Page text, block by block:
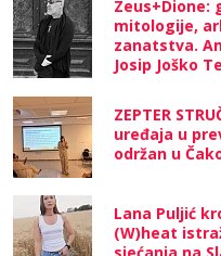
Zeus+Dione:
mitologije,
zanatstva.
Josip Joško
ZEPTER
uređaja u
održan u
Lana Puljić
(W)heat